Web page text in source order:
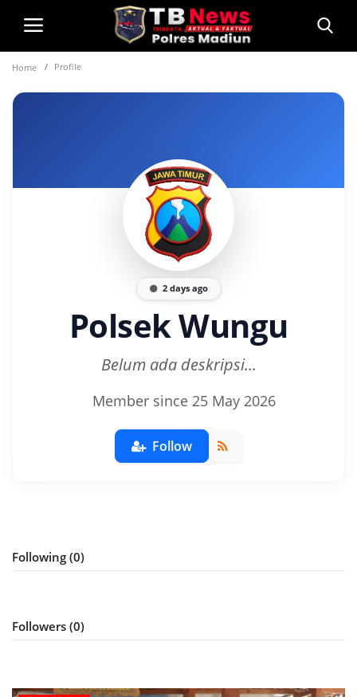
Login
Informasi
Home Profile
2 days ago
Polsek Wungu
Belum ada deskripsi...
Member since 25 May 2026
Follow
Following (0)
Followers (0)